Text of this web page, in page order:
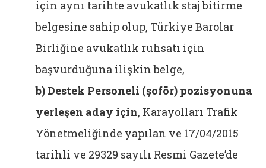
için aynı tarihte avukatlık staj bitirme
belgesine sahip olup, Türkiye Barolar
Birliğine avukatlık ruhsatı için
başvurduğuna ilişkin belge,
b)Destek Personeli (şoför) pozisyonuna
yerleşen aday için, Karayolları Trafik
Yönetmeliğinde yapılan ve 17/04/2015
tarihli ve 29329 sayılı Resmi Gazete’de